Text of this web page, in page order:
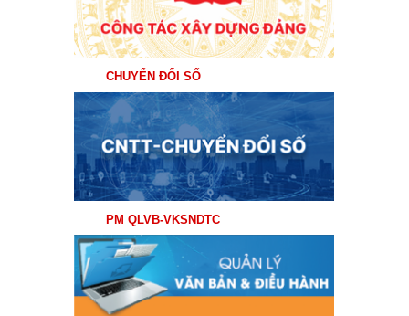
CHUYỂN ĐỔI SỐ
PM QLVB-VKSNDTC